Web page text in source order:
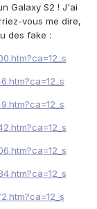
Galaxy S2 ! J'ai
vous me dire,
des fake :